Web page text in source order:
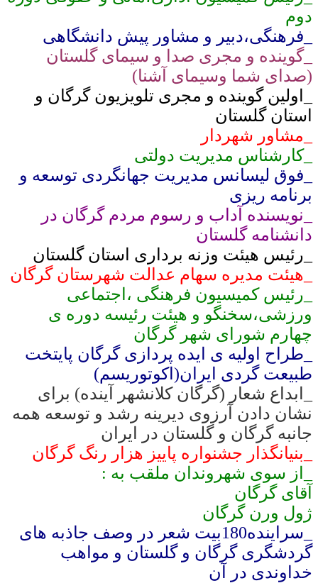
دوم
_فرهنگی،دبیر و مشاور پیش دانشگاهی
_گوینده و مجری صدا و سیمای گلستان
(صدای شما وسیمای آشنا)
_اولین گوینده و مجری تلویزیون گرگان و
استان گلستان
_مشاور شهردار
_کارشناس مدیریت دولتی
_فوق لیسانس مدیریت جهانگردی توسعه و
برنامه ریزی
_نویسنده آداب و رسوم مردم گرگان در
دانشنامه گلستان
_رئیس هیئت وزنه برداری استان گلستان
_هیئت مدیره سهام عدالت شهرستان گرگان
_رئیس کمیسیون فرهنگی ،اجتماعی
ورزشی،سخنگو و هیئت رئیسه دوره ی
چهارم شورای شهر گرگان
_طراح اولیه ی ایده پردازی گرگان پایتخت
طبیعت گردی ایران(اکوتوریسم)
_ابداع شعار (گرگان کلانشهر آینده) برای
نشان دادن آرزوی دیرینه رشد و توسعه همه
جانبه گرگان و گلستان در ایران
_بنیانگذار جشنواره پاییز هزار رنگ گرگان
_از سوی شهروندان ملقب به :
آقای گرگان
ژول ورن گرگان
_سراینده180بیت شعر در وصف جاذبه های
گردشگری گرگان و گلستان و مواهب
خداوندی در آن